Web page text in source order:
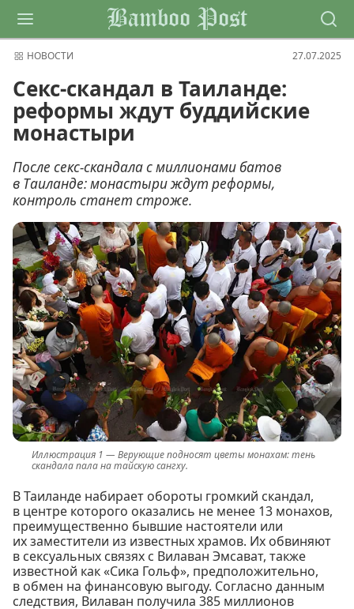
Bamboo Post
НОВОСТИ 27.07.2025
Секс-скандал в Таиланде:
реформы ждут буддийские
монастыри
После секс-скандала с миллионами батов
в Таиланде: монастыри ждут реформы,
контроль станет строже.
Верующие подносят цветы монахам: тень
скандала пала на тайскую сангху.
В Таиланде набирает обороты громкий скандал,
в центре которого оказались не менее 13 монахов,
преимущественно бывшие настоятели или
их заместители из известных храмов. Их обвиняют
в сексуальных связях с Вилаван Эмсават, также
известной как «Сика Гольф», предположительно,
в обмен на финансовую выгоду. Согласно данным
следствия, Вилаван получила 385 миллионов